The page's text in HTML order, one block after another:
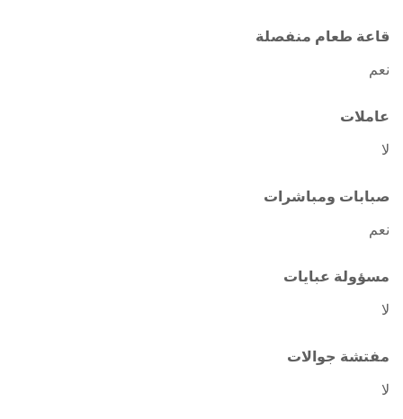
قاعة طعام منفصلة
نعم
عاملات
لا
صبابات ومباشرات
نعم
مسؤولة عبايات
لا
مفتشة جوالات
لا